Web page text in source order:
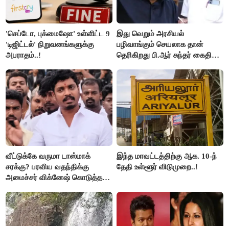
'செப்டோ, புக்மைஷோ' உள்ளிட்ட 9
'டிஜிட்டல்' நிறுவனங்களுக்கு
அபராதம்..!
இது வெறும் அரசியல்
பழிவாங்கும் செயலாக தான்
தெரிகிறது பி.ஆர் சுந்தர் கைதிற்கு
வீட்டுக்கே வருமா டாஸ்மாக்
சரக்கு? பரவிய வதந்திக்கு
அமைச்சர் விக்னேஷ் கொடுத்த
இந்த மாவட்டத்திற்கு ஆக. 10-ந்
தேதி உள்ளூர் விடுமுறை..!